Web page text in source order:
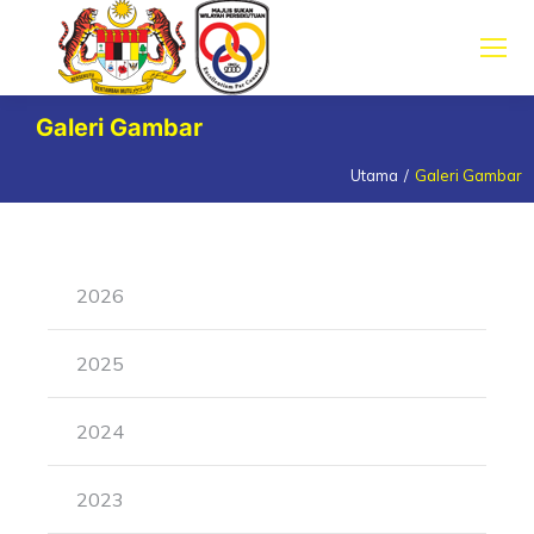
Galeri Gambar
Utama Galeri Gambar
2026
2025
2024
2023